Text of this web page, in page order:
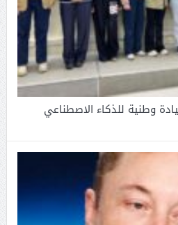
وطنية للذكاء الاصطناعي